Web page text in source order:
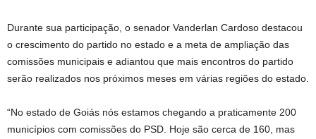
Durante sua participação, o senador Vanderlan Cardoso destacou
o crescimento do partido no estado e a meta de ampliação das
comissões municipais e adiantou que mais encontros do partido
serão realizados nos próximos meses em várias regiões do estado.
“No estado de Goiás nós estamos chegando a praticamente 200
municípios com comissões do PSD. Hoje são cerca de 160, mas